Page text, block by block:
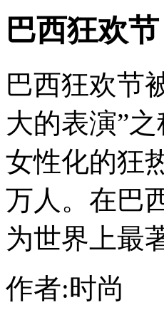
巴西狂欢节
巴西狂欢节
大的表演”
女性化的狂
万人。在巴
为世界上最
作者:时尚